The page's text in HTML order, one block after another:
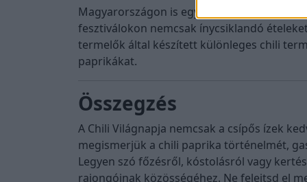
Magyarországon is egyre népszerűbb a
fesztiválokon nemcsak ínycsiklandó
termelők által készített különleges chili
paprikákat.
Összegzés
A Chili Világnapja nemcsak a csípős ízek
megismerjük a chili paprika történelmét,
Legyen szó főzésről, kóstolásról vagy
rajongóinak közösségéhez. Ne felejtsd el